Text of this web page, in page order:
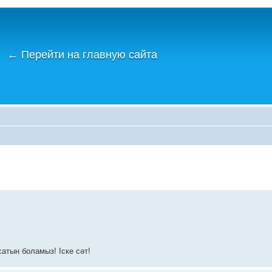
← Перейти на главную сайта
боламыз! Іске сәт!